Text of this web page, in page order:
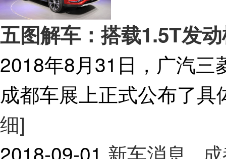
五图解车：搭载1.5T发
2018年8月31日，广汽三
成都车展上正式公布了
细]
2018-09-01 新车消息 .